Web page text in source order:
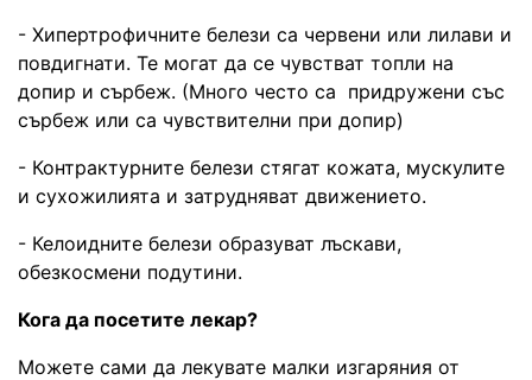
- Хипертрофичните белези са червени или лилави и
повдигнати. Те могат да се чувстват топли на
допир и сърбеж. (Много често са придружени със
сърбеж или са чувствителни при допир)
- Контрактурните белези стягат кожата, мускулите
и сухожилията и затрудняват движението.
- Келоидните белези образуват лъскави,
обезкосмени подутини.
Кога да посетите лекар?
Можете сами да лекувате малки изгаряния от